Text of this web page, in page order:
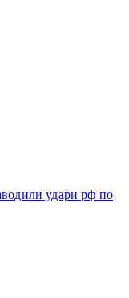
удари рф по